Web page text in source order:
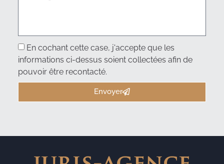
En cochant cette case, j'accepte que les
informations ci-dessus soient collectées afin de
pouvoir être recontacté.
Envoyer